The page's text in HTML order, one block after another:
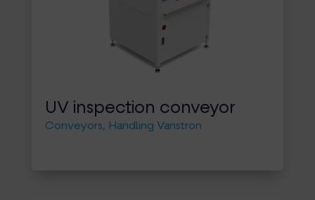
UV inspection conveyor
Conveyors, Handling Vanstron